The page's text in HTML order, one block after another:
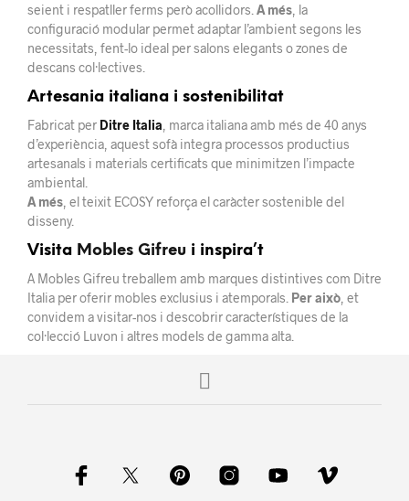
seient i respatller ferms però acollidors. A més , la
configuració modular permet adaptar l’ambient segons les
necessitats, fent-lo ideal per salons elegants o zones de
descans col·lectives.
Artesania italiana i sostenibilitat
Fabricat per Ditre Italia , marca italiana amb més de 40 anys
d’experiència, aquest sofà integra processos productius
artesanals i materials certificats que minimitzen l’impacte
ambiental.
A més , el teixit ECOSY reforça el caràcter sostenible del
disseny.
Visita Mobles Gifreu i inspira’t
A Mobles Gifreu treballem amb marques distintives com Ditre
Italia per oferir mobles exclusius i atemporals. Per això , et
convidem a visitar-nos i descobrir característiques de la
col·lecció Luvon i altres models de gamma alta.